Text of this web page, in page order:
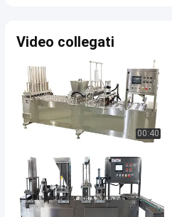
Video collegati
00:40